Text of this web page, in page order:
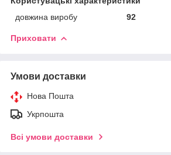
довжина виробу
92
Приховати
Умови доставки
Нова Пошта
Укрпошта
Всі умови доставки